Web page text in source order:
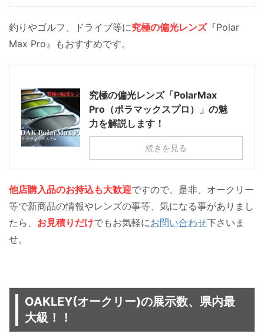
釣りやゴルフ、ドライブ等に究極の偏光レンズ『Polar
Max Pro』もおすすめです。
究極の偏光レンズ「PolarMax
Pro（ポラマックスプロ）」の魅
力を解説します！
続きを見る
他店購入品のお持込も大歓迎ですので、是非、オークリー
等で新商品の情報やレンズの事等、気になる事がありまし
たら、 お見積りだけでもお気軽にお問い合わせ下さいま
せ。
OAKLEY(オークリー)の展示数、県内最
大級！！